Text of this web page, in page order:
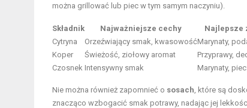
można grillować lub piec w tym samym naczyniu).
Składnik Najważniejsze cechy
Najlepsze
Cytryna
Orzeźwiający smak, kwasowośćMarynaty,
Koper
Świeżość, ziołowy aromat
Przyprawy,
Czosnek Intensywny smak Marynaty,
Nie można również zapomnieć o sosach , które są
znacząco wzbogacić smak potrawy, nadając jej